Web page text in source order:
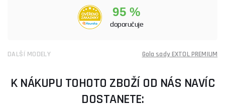
95 %
doporučuje
DALŠÍ MODELY Gola sady EXTOL PREMIUM
K NÁKUPU TOHOTO ZBOŽÍ OD NÁS NAVÍC
DOSTANETE: